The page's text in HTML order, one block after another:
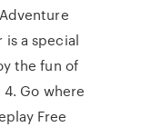
is a special
the fun of
Go where
Free